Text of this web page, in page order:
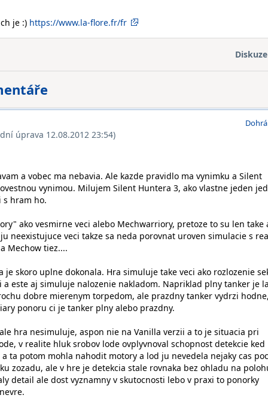
je :) https://www.la-flore.fr/fr
úprava 12.08.2012 23:54)
a vobec ma nebavia. Ale kazde pravidlo ma vynimku a Silent
vynimou. Milujem Silent Huntera 3, ako vlastne jeden
s hram ho.
ako vesmirne veci alebo Mechwarriory, pretoze to su len take
neexistujuce veci takze sa neda porovnat uroven simulacie s
Mechow tiez....
je skoro uplne dokonala. Hra simuluje take veci ako rozlozenie
este aj simuluje nalozenie nakladom. Napriklad plny tanker je
dobre mierenym torpedom, ale prazdny tanker vydrzi
ponoru ci je tanker plny alebo prazdny.
hra nesimuluje, aspon nie na Vanilla verzii a to je situacia pri
v realite hluk srobov lode ovplyvnoval schopnost detekcie ked
ta potom mohla nahodit motory a lod ju nevedela nejaky cas
zozadu, ale v hre je detekcia stale rovnaka bez ohladu na
detail ale dost vyznamny v skutocnosti lebo v praxi to ponorky